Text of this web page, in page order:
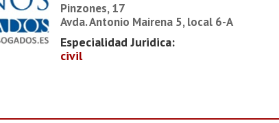
Pinzones, 17
Avda. Antonio Mairena 5, local 6-A
Especialidad Juridica:
civil